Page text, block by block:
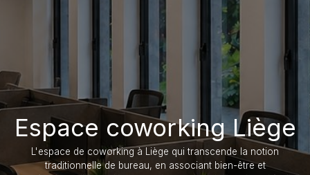
Espace coworking Liège
L'espace de coworking à Liège qui transcende la notion
traditionnelle de bureau, en associant bien-être et